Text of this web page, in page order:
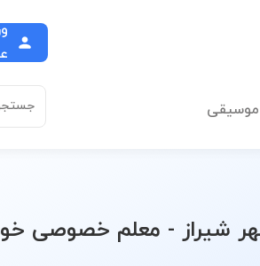
موسیقی
- معلم خصوصی خود